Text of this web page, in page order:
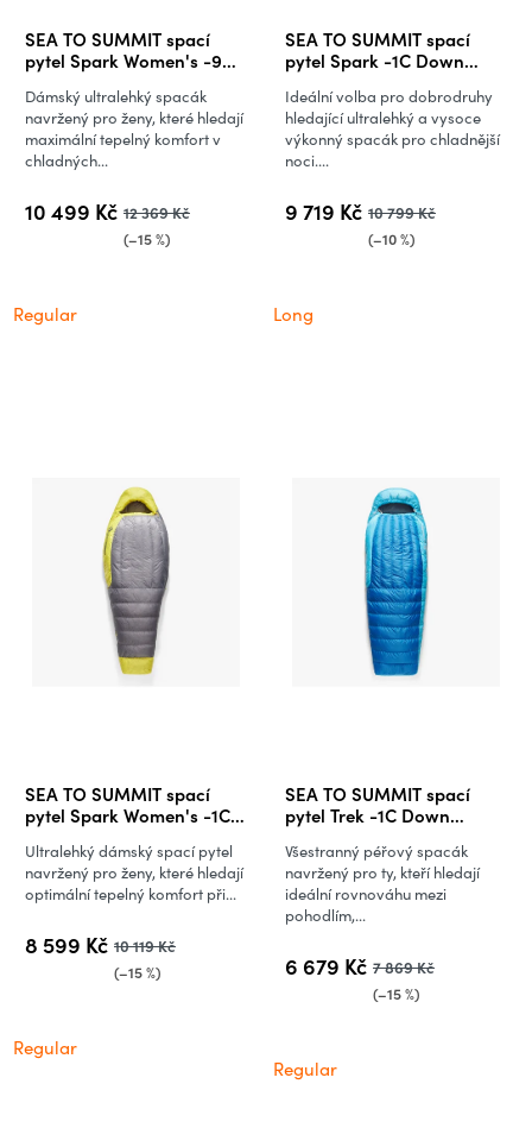
SEA TO SUMMIT spací
pytel Spark Women's -9C
10 499 Kč 12 369 Kč
(–15 %)
Dámský ultralehký spacák
navržený pro ženy, které hledají
maximální tepelný komfort v
chladných...
Regular
SEA TO SUMMIT spací
pytel Spark -1C Down
9 719 Kč 10 799 Kč
(–10 %)
Ideální volba pro dobrodruhy
hledající ultralehký a vysoce
výkonný spacák pro chladnější
noci....
Long
SEA TO SUMMIT spací
pytel Spark Women's -1C
Down Sleeping Bag
8 599 Kč 10 119 Kč
(–15 %)
Ultralehký dámský spací pytel
navržený pro ženy, které hledají
optimální tepelný komfort při...
Regular
SEA TO SUMMIT spací
pytel Trek -1C Down
Sleeping Bag
6 679 Kč 7 869 Kč
(–15 %)
Všestranný péřový spacák
navržený pro ty, kteří hledají
ideální rovnováhu mezi
pohodlím,...
Regular